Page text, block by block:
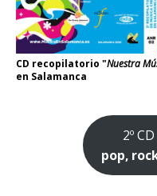
CD recopilatorio "Nuestra
en Salamanca
2º
pop,